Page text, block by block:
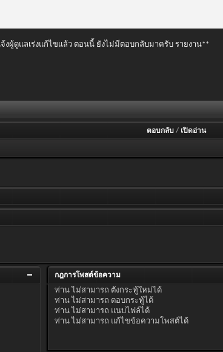
งผู้ดูแลเร่งแก้ไขแล้ว ตอนนี้ ยังไม่มีตอบกลับมาครับ รายงาน**
ตอบกลับ / เปิดอ่าน
กฎการโพสต์ข้อความ
ท่านไม่สามารถ ตั้งกระทู้ใหม่ได้
ท่านไม่สามารถ ตอบกระทู้ได้
ท่านไม่สามารถ แนบไฟล์ได้
ท่านไม่สามารถ แก้ไขข้อความโพสต์ได้